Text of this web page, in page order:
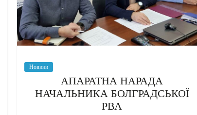
Новини
АПАРАТНА НАРАДА
НАЧАЛЬНИКА БОЛГРАДСЬКОЇ
РВА